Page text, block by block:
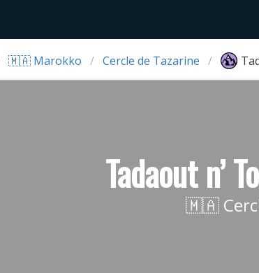
🇲🇦 Marokko Cercle de Tazarine
Tadaout n’
🇲🇦